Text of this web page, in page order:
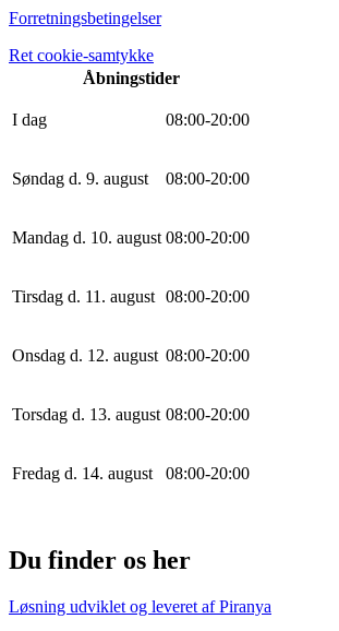
Forretningsbetingelser
Ret cookie-samtykke
Åbningstider
I dag 08:00-20:00
Søndag d. 9. august 08:00-20:00
Mandag d. 10. august 08:00-20:00
Tirsdag d. 11. august 08:00-20:00
Onsdag d. 12. august 08:00-20:00
Torsdag d. 13. august 08:00-20:00
Fredag d. 14. august 08:00-20:00
Du finder os her
Løsning udviklet og leveret afPiranya